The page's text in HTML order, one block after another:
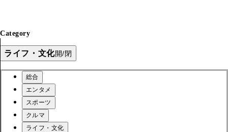
Category
ライフ・文化開/閉
総合
エンタメ
スポーツ
クルマ
ライフ・文化